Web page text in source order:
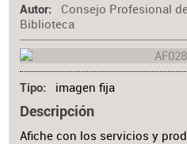
Autor
Consejo Profesional
Biblioteca
Tipo imagen fija
Descripción
Afiche con los servicios y